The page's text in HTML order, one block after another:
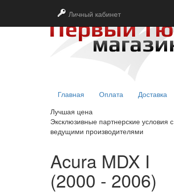
Личный кабинет
Главная Оплата Доставка
Лучшая цена
Эксклюзивные партнерские условия с
ведущими производителями
Acura MDX I
(2000 - 2006)